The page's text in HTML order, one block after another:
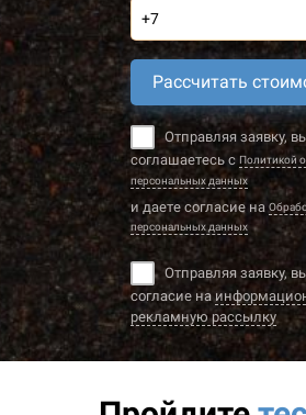
Рассчитать
Отправляя заявку,
соглашаетесь с Политикой
персональных данных
и даете согласие на
персональных данных
Отправляя заявку,
согласие на
рекламную рассылку